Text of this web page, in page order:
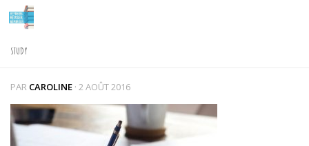
Skip to content
STUDY
PAR CAROLINE · 2 AOÛT 2016